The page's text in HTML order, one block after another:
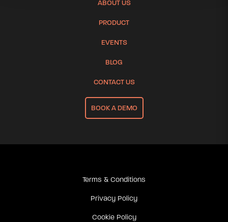
ABOUT US
PRODUCT
EVENTS
BLOG
CONTACT US
BOOK A DEMO
Terms & Conditions
Privacy Policy
Cookie Policy